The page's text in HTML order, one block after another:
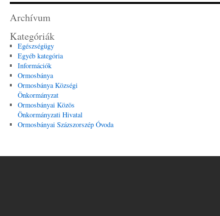
Archívum
Kategóriák
Egészségügy
Egyéb kategória
Információk
Ormosbánya
Ormosbánya Községi
Önkormányzat
Ormosbányai Közös
Önkormányzati Hivatal
Ormosbányai Százszorszép Óvoda